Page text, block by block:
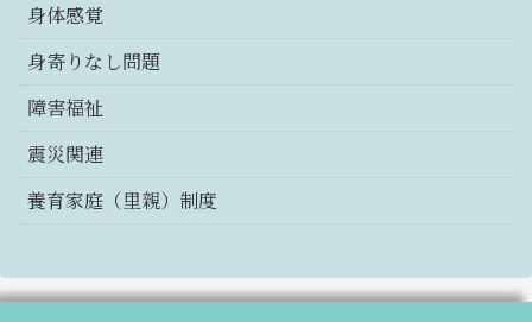
身体感覚
身寄りなし問題
障害福祉
震災関連
養育家庭（里親）制度